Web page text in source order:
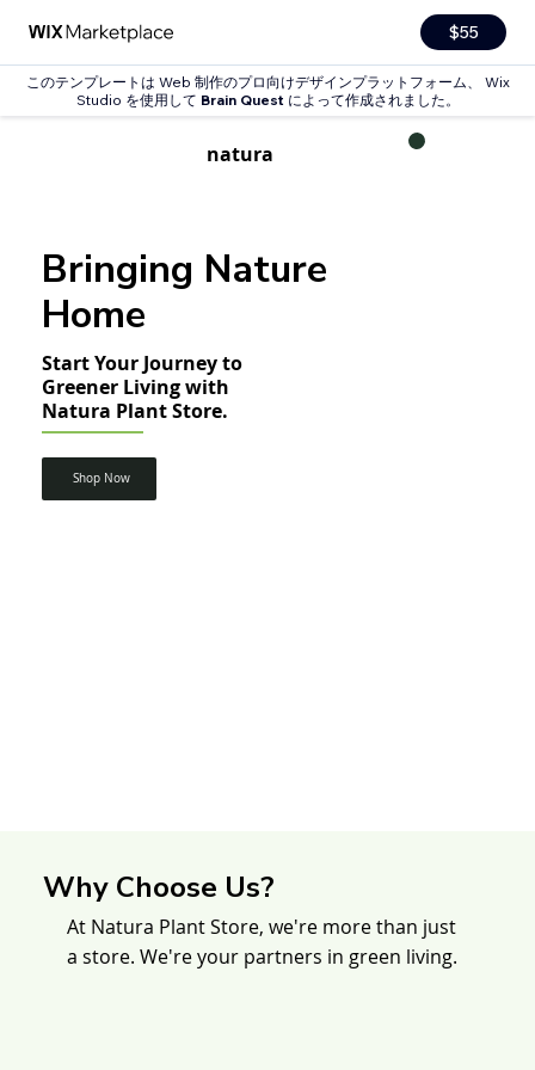
$55
このテンプレートは Web 制作のプロ向けデザインプラットフォーム、 Wix
Studio を使用して Brain Quest によって作成されました。